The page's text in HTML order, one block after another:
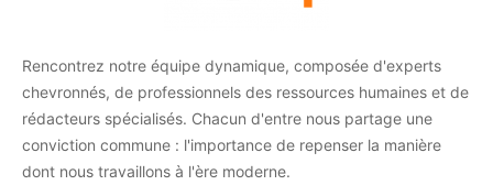
Rencontrez notre équipe dynamique, composée d'experts
chevronnés, de professionnels des ressources humaines et de
rédacteurs spécialisés. Chacun d'entre nous partage une
conviction commune : l'importance de repenser la manière
dont nous travaillons à l'ère moderne.